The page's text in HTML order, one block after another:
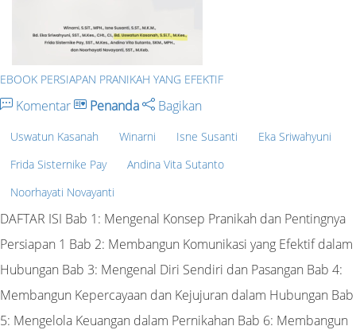
EBOOK PERSIAPAN PRANIKAH YANG EFEKTIF
Komentar Penanda Bagikan
Uswatun Kasanah Winarni Isne Susanti
Eka Sriwahyuni
Frida Sisternike Pay
Andina Vita Sutanto
Noorhayati Novayanti
DAFTAR ISI Bab 1: Mengenal Konsep Pranikah dan Pentingnya
Persiapan 1 Bab 2: Membangun Komunikasi yang Efektif dalam
Hubungan Bab 3: Mengenal Diri Sendiri dan Pasangan Bab 4:
Membangun Kepercayaan dan Kejujuran dalam Hubungan Bab
5: Mengelola Keuangan dalam Pernikahan Bab 6: Membangun